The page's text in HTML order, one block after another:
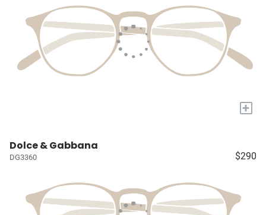
+
Dolce & Gabbana
DG3360 $290